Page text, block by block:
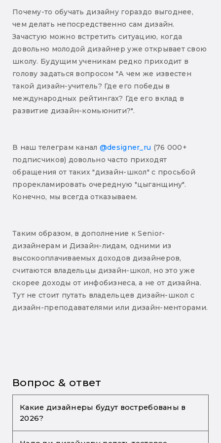
Почему-то обучать дизайну гораздо выгоднее,
чем делать непосредственно сам дизайн.
Зачастую можно встретить ситуацию, когда
довольно молодой дизайнер уже открывает свою
школу. Будущим ученикам редко приходит в
голову задаться вопросом "А чем же известен
такой дизайн-учитель? Где его победы в
международных рейтингах? Где его вклад в
развитие дизайн-комьюнити?".
В наш телеграм канал @designer_ru (76 000+
подписчиков) довольно часто приходят
обращения от таких "дизайн-школ" с просьбой
прорекламировать очередную "цыганщину".
Конечно, мы всегда отказываем.
Таким образом, в дополнение к Senior-
дизайнерам и Дизайн-лидам, одними из
высокооплачиваемых доходов дизайнеров,
считаются владельцы дизайн-школ, но это уже
скорее доходы от инфобизнеса, а не от дизайна.
Тут не стоит путать владельцев дизайн-школ с
дизайн-преподавателями или дизайн-менторами.
Вопрос & ответ
Какие дизайнеры будут востребованы в
2026?